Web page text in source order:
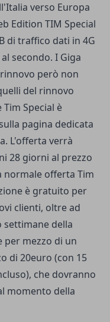
verso Europa
Edition TIM Special
di traffico dati in 4G
secondo. I Giga
però non
del rinnovo
Special è
pagina dedicata
L'offerta verrà
28 giorni al prezzo
normale offerta Tim
è gratuito per
clienti, oltre ad
della
per mezzo di un
di 20euro (con 15
che dovranno
momento della